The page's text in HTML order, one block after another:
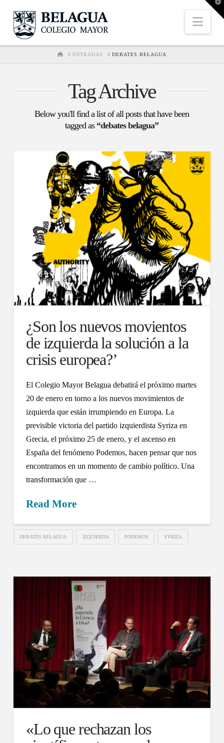
HOMEENTRADAS DEBATES BELAGUA
Tag Archive
Below you'll find a list of all posts that have been
tagged as “debates belagua”
¿Son los nuevos movientos
de izquierda la solución a la
crisis europea?’
El Colegio Mayor Belagua debatirá el próximo martes
20 de enero en torno a los nuevos movimientos de
izquierda que están irrumpiendo en Europa. La
previsible victoria del partido izquierdista Syriza en
Grecia, el próximo 25 de enero, y el ascenso en
España del fenómeno Podemos, hacen pensar que nos
encontramos en un momento de cambio político. Una
transformación que …
Read More
DEBATES BELAGUA IZQUIERDA PODEMOS SYRIZA
«Lo que rechazan los